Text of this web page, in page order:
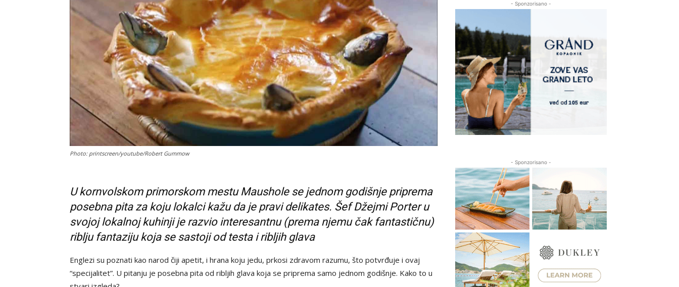
Photo: printscreen/youtube/Robert Gummow
U kornvolskom primorskom mestu Maushole se jednom godišnje priprema
posebna pita za koju lokalci kažu da je pravi delikates. Šef Džejmi Porter u
svojoj lokalnoj kuhinji je razvio interesantnu (prema njemu čak fantastičnu)
riblju fantaziju koja se sastoji od testa i ribljih glava
Englezi su poznati kao narod čiji apetit, i hrana koju jedu, prkosi zdravom razumu, što potvrđuje i ovaj
“specijalitet”. U pitanju je posebna pita od ribljih glava koja se priprema samo jednom godišnje. Kako to u
- Sponzorisano -
- Sponzorisano -